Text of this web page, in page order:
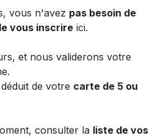
vous n'avez pas besoin de
vous inscrire ici.
et nous validerons votre
de votre carte de 5 ou
consulter la liste de vos